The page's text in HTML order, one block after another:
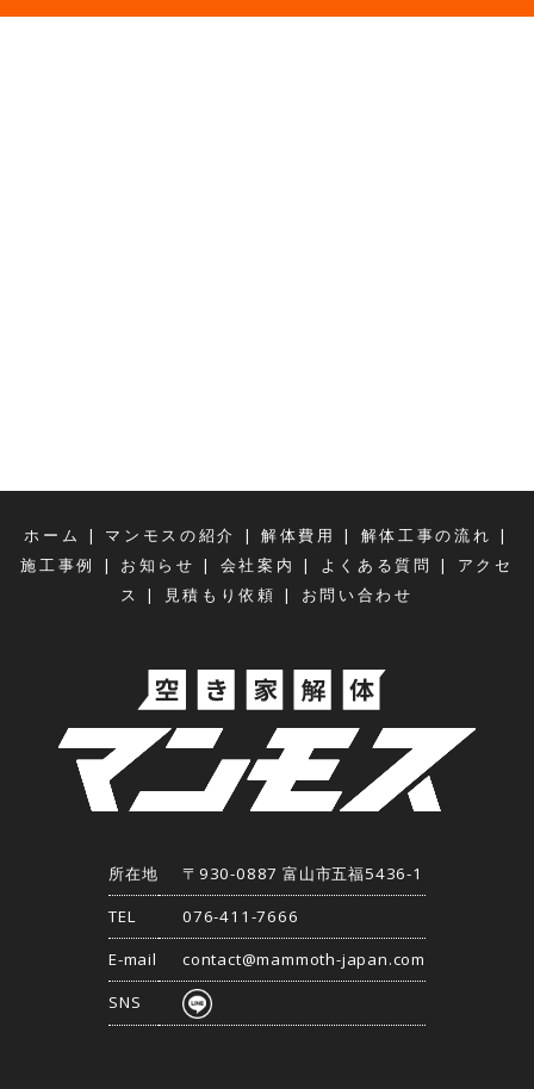
ホーム | マンモスの紹介 | 解体費用 | 解体工事の流れ |
施工事例 | お知らせ | 会社案内 | よくある質問 |
アクセ
ス
| 見積もり依頼 | お問い合わせ
所在地
〒930-0887 富山市五福5436-1
TEL
076-411-7666
E-mail
contact@mammoth-japan.com
SNS